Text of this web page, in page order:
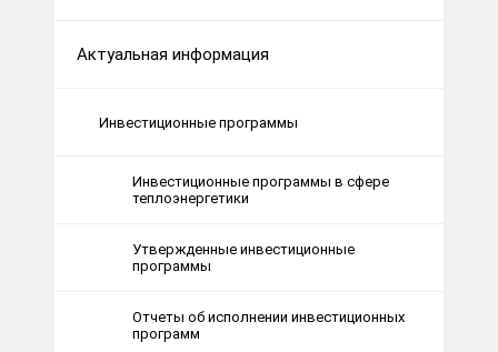
Актуальная информация
Инвестиционные программы
Инвестиционные программы в сфере
теплоэнергетики
Утвержденные инвестиционные
программы
Отчеты об исполнении инвестиционных
программ